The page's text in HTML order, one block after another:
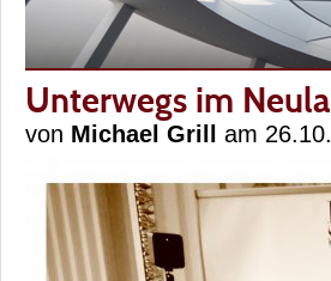
Unterwegs im
von Michael Grill am